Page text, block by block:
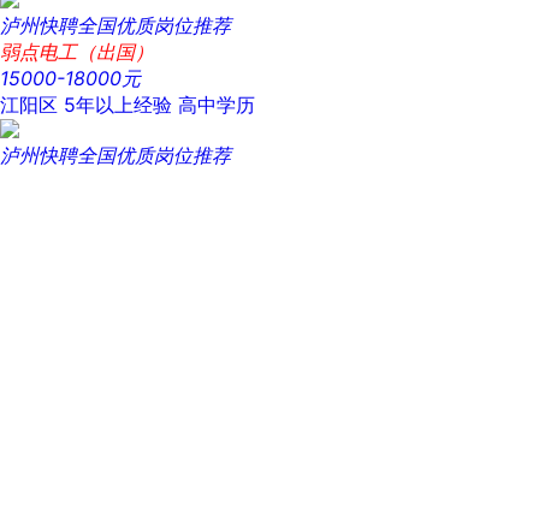
泸州快聘全国优质岗位推荐
弱点电工（出国）
15000-18000元
江阳区 5年以上经验 高中学历
泸州快聘全国优质岗位推荐